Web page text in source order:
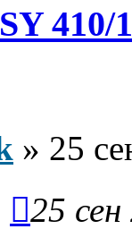
410/
» 25
25